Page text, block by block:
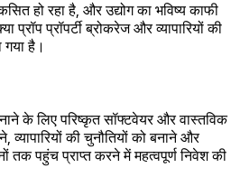
हो रहा है, और उद्योग का भविष्य काफी
प्रॉप प्रॉपर्टी ब्रोकरेज और व्यापारियों की
गया है।
के लिए परिष्कृत सॉफ्टवेयर और वास्तविक
की चुनौतियों को बनाने और
तक पहुंच प्राप्त करने में महत्वपूर्ण निवेश की